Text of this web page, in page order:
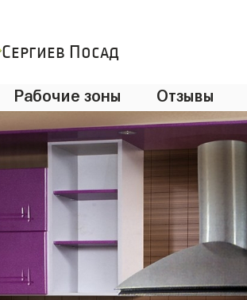
Сергиев Посад
Рабочие зоны Отзывы